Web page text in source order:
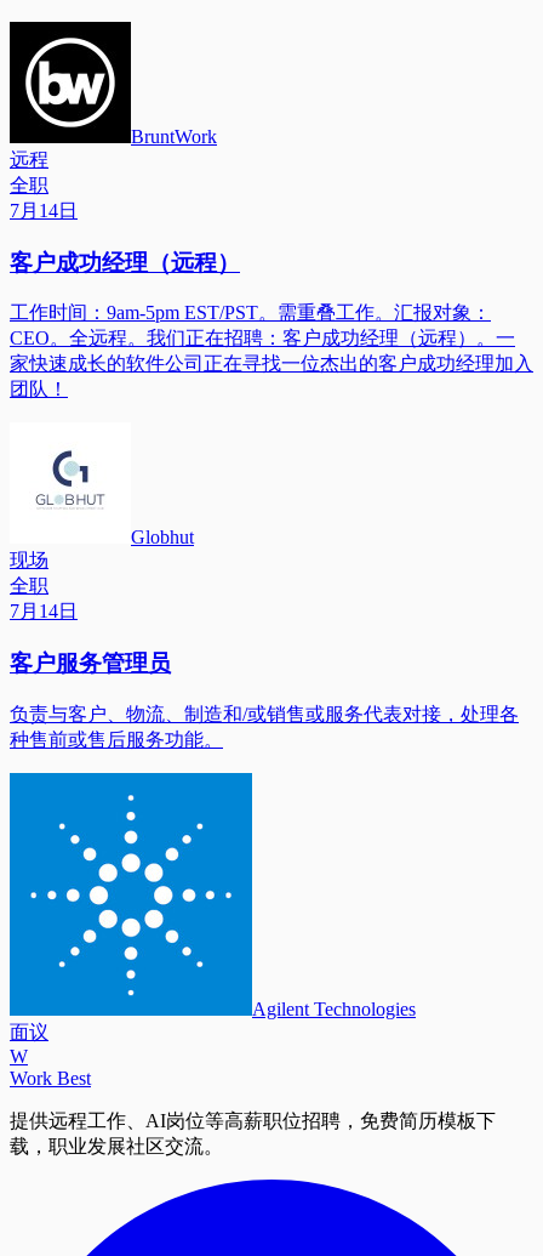
BruntWork
远程
全职
7月14日
客户成功经理（远程）
工作时间：9am-5pm EST/PST。需重叠工作。汇报对象：
CEO。全远程。我们正在招聘：客户成功经理（远程）。一
家快速成长的软件公司正在寻找一位杰出的客户成功经理加入
团队！
Globhut
现场
全职
7月14日
客户服务管理员
负责与客户、物流、制造和/或销售或服务代表对接，处理各
种售前或售后服务功能。
Agilent Technologies
面议
W
Work Best
提供远程工作、AI岗位等高薪职位招聘，免费简历模板下
载，职业发展社区交流。